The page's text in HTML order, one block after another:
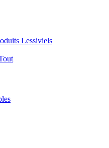
Lessiviels